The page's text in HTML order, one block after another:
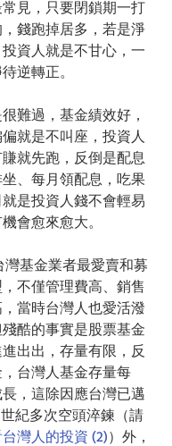
見，只要閉鎖期一打
錢跑掉居多，若是淨
資人就是不甘心，一
逆轉正。
難過，基金績效好，
就是不叫座，投資人
就先跑，反倒是配息
、每月領配息，吃果
是投資人錢不會輕易
會愈來愈大。
灣基金業者最愛賣和募
不僅管理費高、銷售
當時台灣人也愛活潑
酷的事實是股票基金
出出，存量有限，反
台灣人基金存量每
，這除因應台灣已邁
紀多次空頭淬鍊（請
灣人的投資 (2)）外，